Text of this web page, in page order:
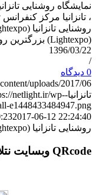
(Lightexpo) بزرگترین رویداد تجاری سالانه ت…
1396/03/22
/
0 دیدگاه
تانزانیا-Lightexpo.jpgnetlight.ir/wp-
e1448433484947.png
2017-06-12 22:24:40
روشنایی تانزانیا (Lightexpo)
QRcode وبسایت نتلایت